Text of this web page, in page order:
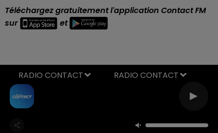
Téléchargez gratuitement l'application Contact FM
sur
et
RADIO CONTACT